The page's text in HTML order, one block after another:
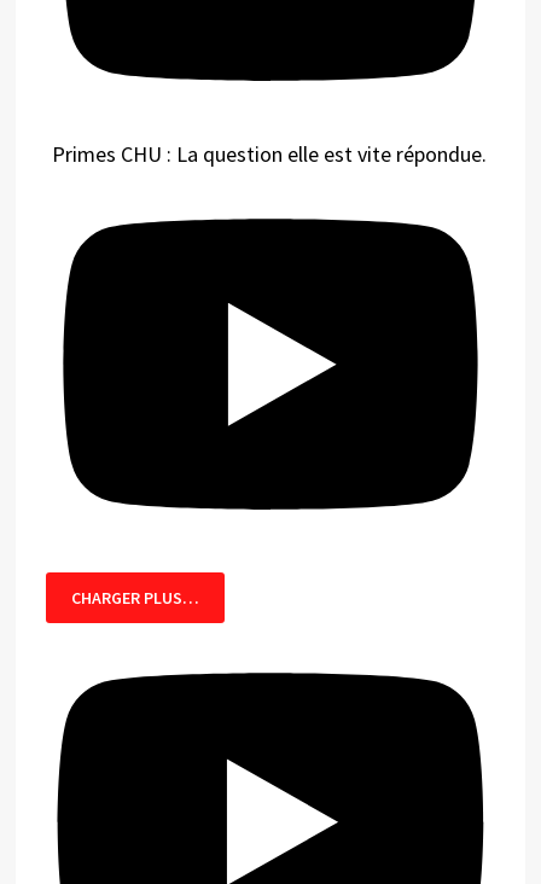
Primes CHU : La question elle est vite répondue.
CHARGER PLUS…